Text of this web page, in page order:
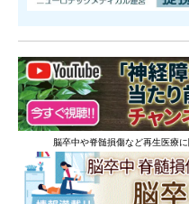
脳卒中や脊髄損傷など再生医療